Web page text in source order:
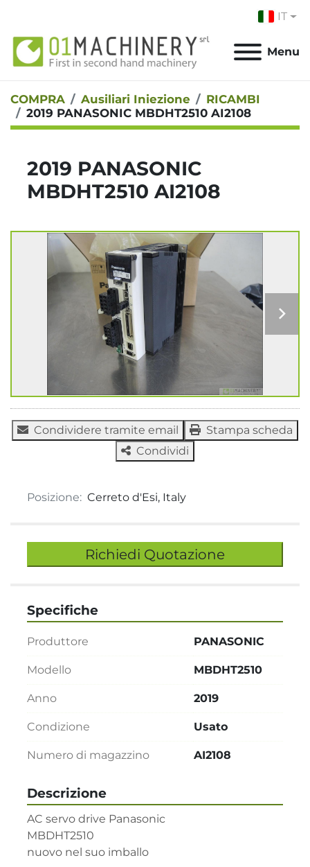
IT
Menu
COMPRA Ausiliari Iniezione
RICAMBI
2019 PANASONIC MBDHT2510 AI2108
2019 PANASONIC
MBDHT2510 AI2108
Condividere tramite email
Stampa scheda
Condividi
Posizione: Cerreto d'Esi, Italy
Richiedi Quotazione
Descrizione
AC servo drive Panasonic
MBDHT2510
nuovo nel suo imballo
Specifiche
Produttore PANASONIC
Modello MBDHT2510
Anno 2019
Condizione Usato
Numero di magazzino AI2108